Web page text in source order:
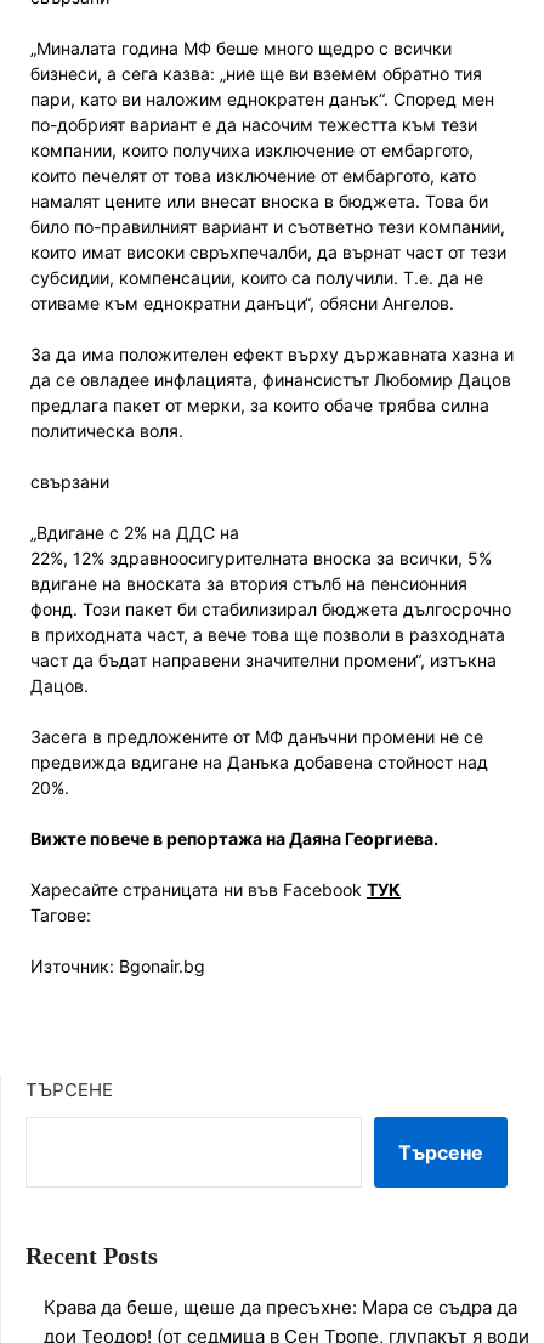
„Миналата година МФ беше много щедро с всички
бизнеси, а сега казва: „ние ще ви вземем обратно тия
пари, като ви наложим еднократен данък“. Според мен
по-добрият вариант е да насочим тежестта към тези
компании, които получиха изключение от ембаргото,
които печелят от това изключение от ембаргото, като
намалят цените или внесат вноска в бюджета. Това би
било по-правилният вариант и съответно тези компании,
които имат високи свръхпечалби, да върнат част от тези
субсидии, компенсации, които са получили. Т.е. да не
отиваме към еднократни данъци“, обясни Ангелов.
За да има положителен ефект върху държавната хазна и
да се овладее инфлацията, финансистът Любомир Дацов
предлага пакет от мерки, за които обаче трябва силна
политическа воля.
свързани
„Вдигане с 2% на ДДС на
22%, 12% здравноосигурителната вноска за всички, 5%
вдигане на вноската за втория стълб на пенсионния
фонд. Този пакет би стабилизирал бюджета дългосрочно
в приходната част, а вече това ще позволи в разходната
част да бъдат направени значителни промени“, изтъкна
Дацов.
Засега в предложените от МФ данъчни промени не се
предвижда вдигане на Данъка добавена стойност над
20%.
Вижте повече в репортажа на Даяна Георгиева.
Харесайте страницата ни във Facebook ТУК
Тагове:
Източник: Bgonair.bg
ТЪРСЕНЕ
Търсене
Recent Posts
Крава да беше, щеше да пресъхне: Мара се съдра да
дои Теодор! (от седмица в Сен Тропе, глупакът я води